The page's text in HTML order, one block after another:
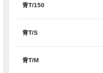
青T/150
青T/S
青T/M